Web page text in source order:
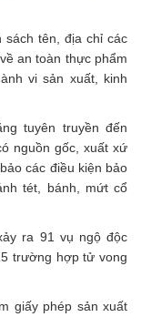
sách tên, địa chỉ các
an toàn thực phẩm
vi sản xuất, kinh
tuyên truyền đến
nguồn gốc, xuất xứ
các điều kiện bảo
tét, bánh, mứt cổ
ra 91 vụ ngộ độc
trường hợp tử vong
giấy phép sản xuất